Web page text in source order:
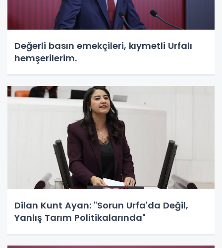
Değerli basın emekçileri, kıymetli Urfalı
hemşerilerim.
Dilan Kunt Ayan: "Sorun Urfa'da Değil,
Yanlış Tarım Politikalarında"